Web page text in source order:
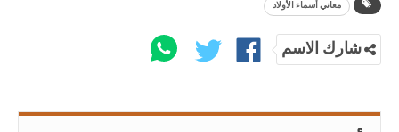
معاني أسماء الأولاد
شارك الاسم